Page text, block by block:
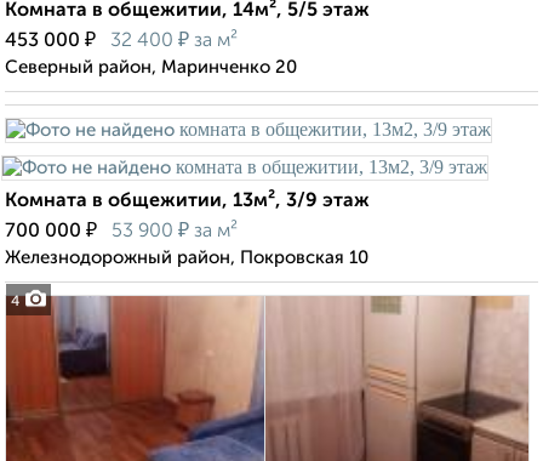
Комната в общежитии, 14м², 5/5 этаж
453 000 ₽ 32 400 ₽ за м²
Северный район, Маринченко 20
4
Комната в общежитии, 13м², 3/9 этаж
700 000 ₽ 53 900 ₽ за м²
Железнодорожный район, Покровская 10